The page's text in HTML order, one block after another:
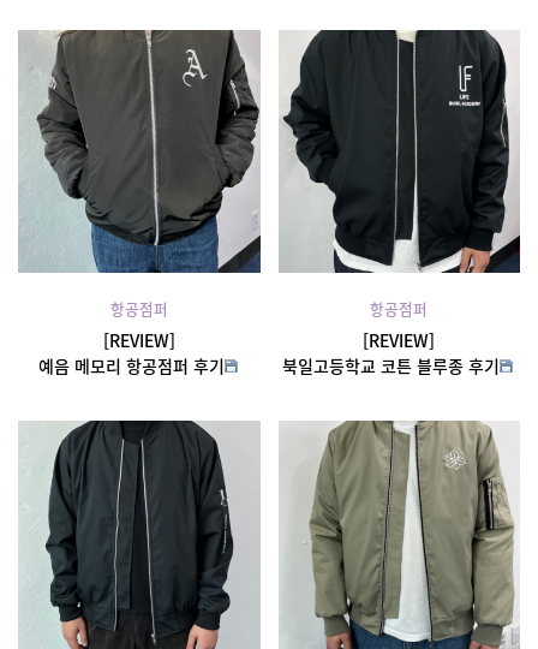
항공점퍼
[REVIEW]
예음 메모리 항공점퍼 후기
항공점퍼
[REVIEW]
북일고등학교 코튼 블루종 후기